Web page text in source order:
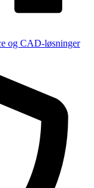
og CAD-løsninger